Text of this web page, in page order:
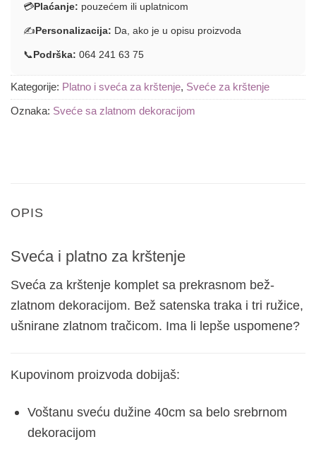
💳Plaćanje: pouzećem ili uplatnicom
✍️Personalizacija: Da, ako je u opisu proizvoda
📞Podrška: 064 241 63 75
Kategorije: Platno i sveća za krštenje, Sveće za krštenje
Oznaka: Sveće sa zlatnom dekoracijom
OPIS
Sveća i platno za krštenje
Sveća za krštenje komplet sa prekrasnom bež-
zlatnom dekoracijom. Bež satenska traka i tri ružice,
ušnirane zlatnom tračicom. Ima li lepše uspomene?
Kupovinom proizvoda dobijaš:
Voštanu sveću dužine 40cm sa belo srebrnom
dekoracijom